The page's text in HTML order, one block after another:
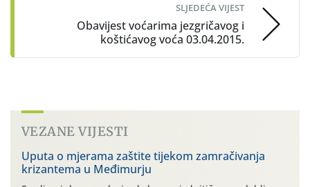
SLJEDEĆA VIJEST
Obavijest voćarima jezgričavog i
koštićavog voća 03.04.2015.
VEZANE VIJESTI
Uputa o mjerama zaštite tijekom zamračivanja
krizantema u Međimurju